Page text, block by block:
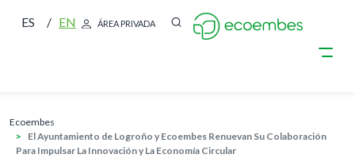
Pasar al contenido principal
ES EN ÁREA PRIVADA
sobrescribir enlaces de ayuda a la
ecoembes
El Ayuntamiento de Logroño y Ecoembes Renuevan Su Colaboración
Para Impulsar La Innovación y La Economía Circular